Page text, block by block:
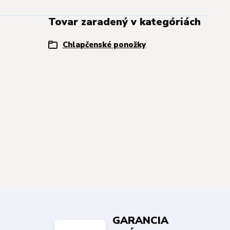
Tovar zaradený v kategóriách
Chlapčenské ponožky
GARANCIA